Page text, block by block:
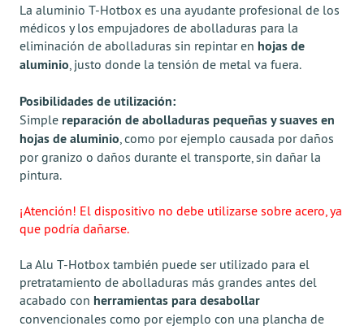
La aluminio T-Hotbox es una ayudante profesional de los
médicos y los empujadores de abolladuras para la
eliminación de abolladuras sin repintar en hojas de
aluminio , justo donde la tensión de metal va fuera.
Posibilidades de utilización:
Simple reparación de abolladuras pequeñas y suaves en
hojas de aluminio , como por ejemplo causada por daños
por granizo o daños durante el transporte, sin dañar la
pintura.
¡Atención! El dispositivo no debe utilizarse sobre acero, ya
que podría dañarse.
La Alu T-Hotbox también puede ser utilizado para el
pretratamiento de abolladuras más grandes antes del
acabado con herramientas para desabollar
convencionales como por ejemplo con una plancha de